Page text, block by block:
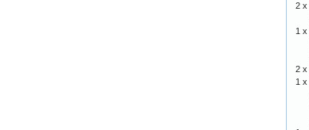
2 x
1 x
2 x
1 x